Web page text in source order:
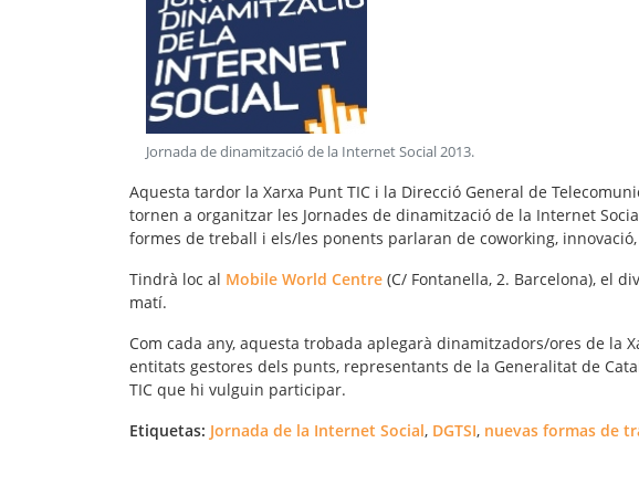
Jornada de dinamització de la Internet Social 2013.
Aquesta tardor la Xarxa Punt TIC i la Direcció General de
tornen a organitzar les Jornades de dinamització de la Internet
formes de treball i els/les ponents parlaran de coworking,
Tindrà loc al Mobile World Centre (C/ Fontanella, 2. Barcelona), el
matí.
Com cada any, aquesta trobada aplegarà dinamitzadors/ores de la
entitats gestores dels punts, representants de la Generalitat de
TIC que hi vulguin participar.
Etiquetas: Jornada de la Internet Social, DGTSI, nuevas formas de